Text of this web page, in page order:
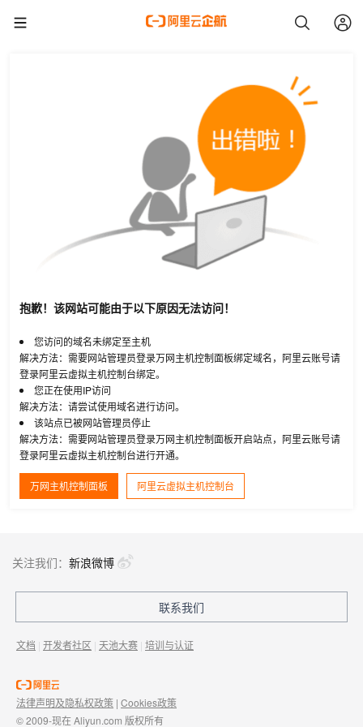
抱歉！该网站可能由于以下原因无法访问！
您访问的域名未绑定至主机
解决方法：需要网站管理员登录万网主机控制面板绑定域名，阿里云账号请
登录阿里云虚拟主机控制台绑定。
您正在使用IP访问
解决方法：请尝试使用域名进行访问。
该站点已被网站管理员停止
解决方法：需要网站管理员登录万网主机控制面板开启站点，阿里云账号请
登录阿里云虚拟主机控制台进行开通。
万网主机控制面板 阿里云虚拟主机控制台